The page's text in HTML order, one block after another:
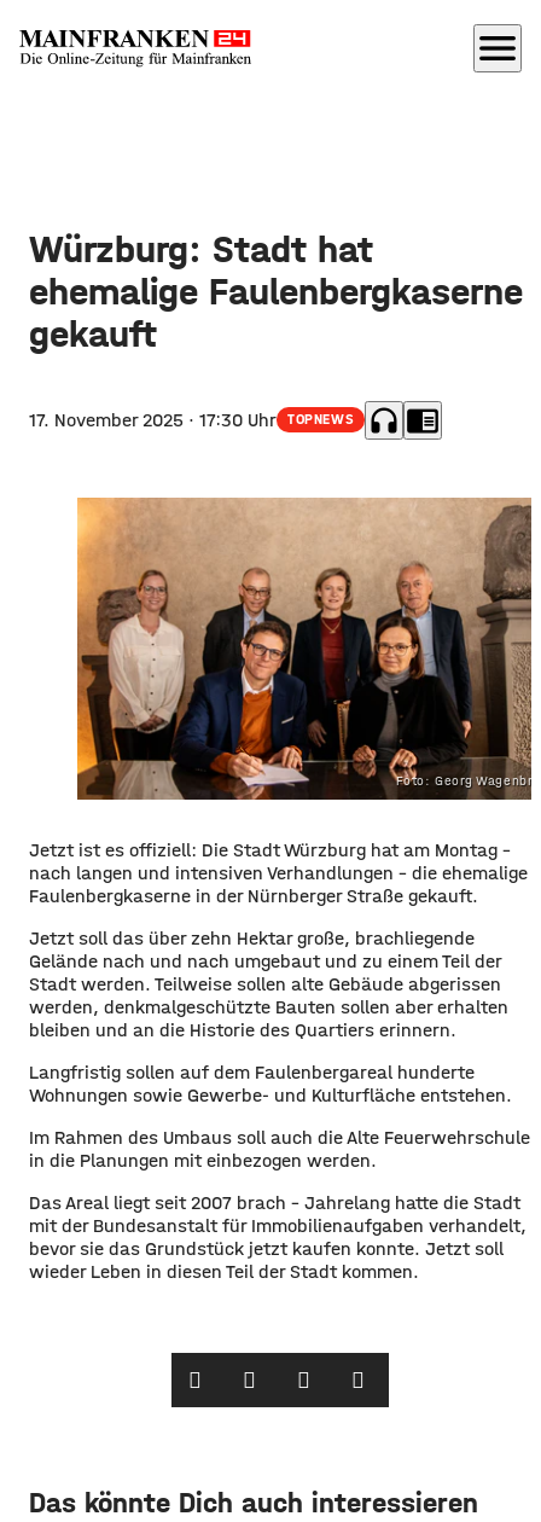
menu
Würzburg: Stadt hat
ehemalige Faulenbergkaserne
gekauft
17. November 2025 · 17:30 Uhr TOPNEWS headphones chrome_reader_mode
Foto: Georg
​​Jetzt ist es offiziell: Die Stadt Würzburg hat am Montag –
nach langen und intensiven Verhandlungen – die ehemalige
Faulenbergkaserne in der Nürnberger Straße gekauft.
​Jetzt soll das über zehn Hektar große, brachliegende
Gelände nach und nach umgebaut und zu einem Teil der
Stadt werden. Teilweise sollen alte Gebäude abgerissen
werden, denkmalgeschützte Bauten sollen aber erhalten
bleiben und an die Historie des Quartiers erinnern.
​Langfristig sollen auf dem Faulenbergareal hunderte
Wohnungen sowie Gewerbe- und Kulturfläche entstehen.
​Im Rahmen des Umbaus soll auch die Alte Feuerwehrschule
in die Planungen mit einbezogen werden.
​Das Areal liegt seit 2007 brach – Jahrelang hatte die Stadt
mit der Bundesanstalt für Immobilienaufgaben verhandelt,
bevor sie das Grundstück jetzt kaufen konnte. Jetzt soll
wieder Leben in diesen Teil der Stadt kommen. ​
Das könnte Dich auch interessieren